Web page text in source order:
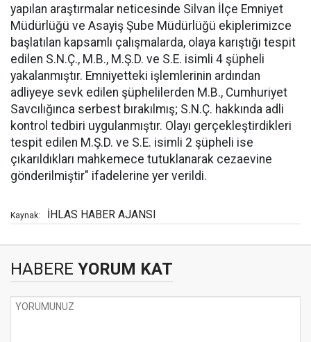
yapılan araştırmalar neticesinde Silvan İlçe Emniyet
Müdürlüğü ve Asayiş Şube Müdürlüğü ekiplerimizce
başlatılan kapsamlı çalışmalarda, olaya karıştığı tespit
edilen S.N.Ç., M.B., M.Ş.D. ve S.E. isimli 4 şüpheli
yakalanmıştır. Emniyetteki işlemlerinin ardından
adliyeye sevk edilen şüphelilerden M.B., Cumhuriyet
Savcılığınca serbest bırakılmış; S.N.Ç. hakkında adli
kontrol tedbiri uygulanmıştır. Olayı gerçekleştirdikleri
tespit edilen M.Ş.D. ve S.E. isimli 2 şüpheli ise
çıkarıldıkları mahkemece tutuklanarak cezaevine
gönderilmiştir" ifadelerine yer verildi.
Kaynak: İHLAS HABER AJANSI
HABERE YORUM KAT